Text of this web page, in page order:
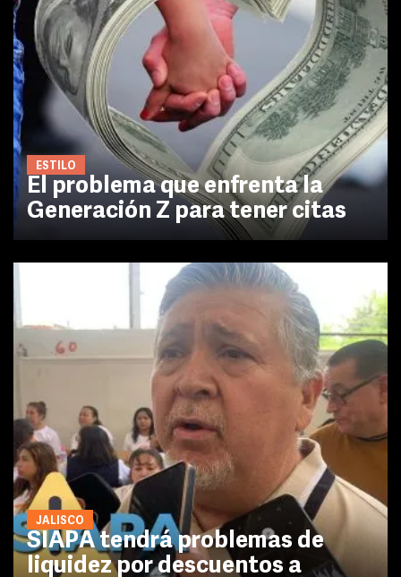
ESTILO
El problema que enfrenta la
Generación Z para tener citas
JALISCO
SIAPA tendrá problemas de
liquidez por descuentos a